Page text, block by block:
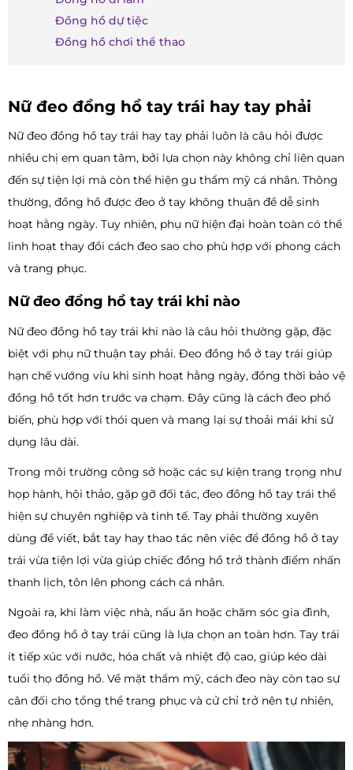
Đồng hồ dự tiệc
Đồng hồ chơi thể thao
Nữ đeo đồng hồ tay trái hay tay phải
Nữ đeo đồng hồ tay trái hay tay phải luôn là câu hỏi được
nhiều chị em quan tâm, bởi lựa chọn này không chỉ liên quan
đến sự tiện lợi mà còn thể hiện gu thẩm mỹ cá nhân. Thông
thường, đồng hồ được đeo ở tay không thuận để dễ sinh
hoạt hằng ngày. Tuy nhiên, phụ nữ hiện đại hoàn toàn có thể
linh hoạt thay đổi cách đeo sao cho phù hợp với phong cách
và trang phục.
Nữ đeo đồng hồ tay trái khi nào
Nữ đeo đồng hồ tay trái khi nào là câu hỏi thường gặp, đặc
biệt với phụ nữ thuận tay phải. Đeo đồng hồ ở tay trái giúp
hạn chế vướng víu khi sinh hoạt hằng ngày, đồng thời bảo vệ
đồng hồ tốt hơn trước va chạm. Đây cũng là cách đeo phổ
biến, phù hợp với thói quen và mang lại sự thoải mái khi sử
dụng lâu dài.
Trong môi trường công sở hoặc các sự kiện trang trọng như
họp hành, hội thảo, gặp gỡ đối tác, đeo đồng hồ tay trái thể
hiện sự chuyên nghiệp và tinh tế. Tay phải thường xuyên
dùng để viết, bắt tay hay thao tác nên việc để đồng hồ ở tay
trái vừa tiện lợi vừa giúp chiếc đồng hồ trở thành điểm nhấn
thanh lịch, tôn lên phong cách cá nhân.
Ngoài ra, khi làm việc nhà, nấu ăn hoặc chăm sóc gia đình,
đeo đồng hồ ở tay trái cũng là lựa chọn an toàn hơn. Tay trái
ít tiếp xúc với nước, hóa chất và nhiệt độ cao, giúp kéo dài
tuổi thọ đồng hồ. Về mặt thẩm mỹ, cách đeo này còn tạo sự
cân đối cho tổng thể trang phục và cử chỉ trở nên tự nhiên,
nhẹ nhàng hơn.